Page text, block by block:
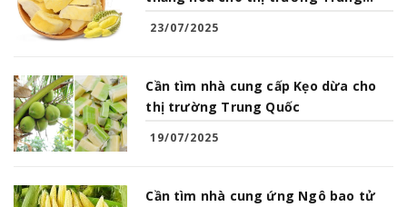
23/07/2025
Cần tìm nhà cung cấp Kẹo dừa cho
thị trường Trung Quốc
19/07/2025
Cần tìm nhà cung ứng Ngô bao tử